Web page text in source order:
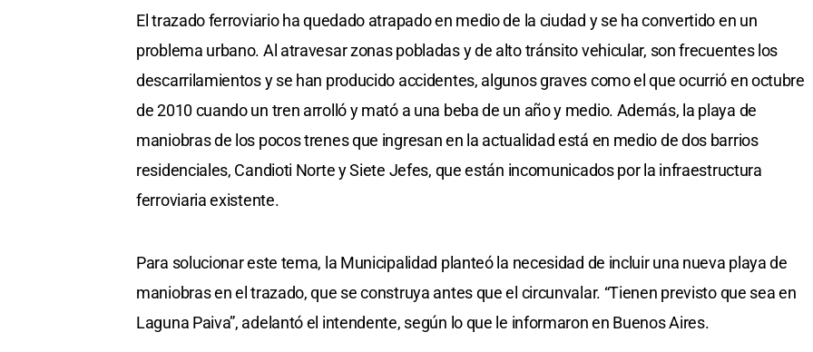
El trazado ferroviario ha quedado atrapado en medio de la ciudad y se ha convertido en un
problema urbano. Al atravesar zonas pobladas y de alto tránsito vehicular, son frecuentes los
descarrilamientos y se han producido accidentes, algunos graves como el que ocurrió en octubre
de 2010 cuando un tren arrolló y mató a una beba de un año y medio. Además, la playa de
maniobras de los pocos trenes que ingresan en la actualidad está en medio de dos barrios
residenciales, Candioti Norte y Siete Jefes, que están incomunicados por la infraestructura
ferroviaria existente.
Para solucionar este tema, la Municipalidad planteó la necesidad de incluir una nueva playa de
maniobras en el trazado, que se construya antes que el circunvalar. “Tienen previsto que sea en
Laguna Paiva”, adelantó el intendente, según lo que le informaron en Buenos Aires.